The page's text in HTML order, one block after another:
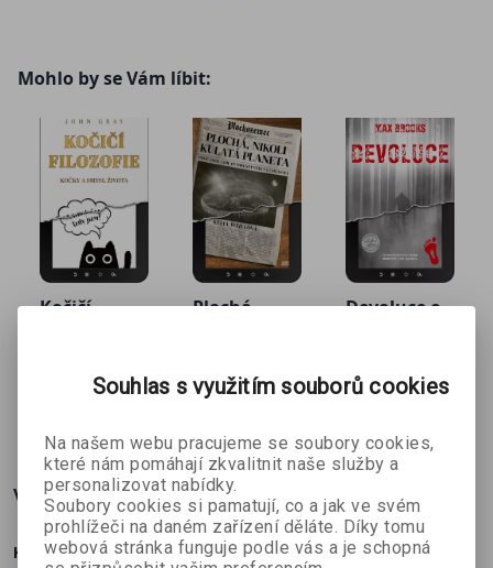
Mohlo by se Vám líbit:
Kočičí
Plochá,
planeta e-
Devoluce e-
Více o knize
Kdybyste potkali opravdového astronauta, na co byste se
Souhlas s využitím souborů cookies
Na našem webu pracujeme se soubory cookies,
které nám pomáhají zkvalitnit naše služby a
personalizovat nabídky.
Soubory cookies si pamatují, co a jak ve svém
prohlížeči na daném zařízení děláte. Díky tomu
webová stránka funguje podle vás a je schopná